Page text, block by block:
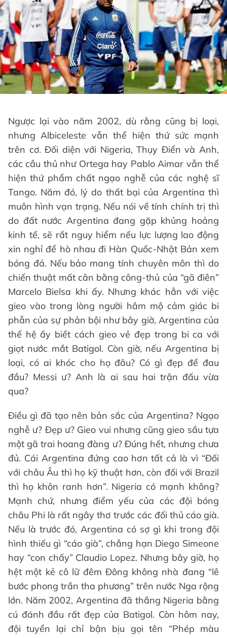
Ngược lại vào năm 2002, dù rằng cũng bị loại,
nhưng Albiceleste vẫn thể hiện thứ sức mạnh
trên cơ. Đối diện với Nigeria, Thụy Điển và Anh,
các cầu thủ như Ortega hay Pablo Aimar vẫn thể
hiện thứ phẩm chất ngạo nghễ của các nghệ sĩ
Tango. Năm đó, lý do thất bại của Argentina thì
muôn hình vạn trạng. Nếu nói về tính chính trị thì
do đất nước Argentina đang gặp khủng hoảng
kinh tế, sẽ rất nguy hiểm nếu lực lượng lao động
xin nghỉ để hò nhau đi Hàn Quốc-Nhật Bản xem
bóng đá. Nếu bảo mang tính chuyên môn thì do
chiến thuật mất cân bằng công-thủ của “gã điên”
Marcelo Bielsa khi ấy. Nhưng khác hẳn với việc
gieo vào trong lòng người hâm mộ cảm giác bi
phẫn của sự phản bội như bây giờ, Argentina của
thế hệ ấy biết cách gieo vẻ đẹp trong bi ca với
giọt nước mắt Batigol. Còn giờ, nếu Argentina bị
loại, có ai khóc cho họ đâu? Có gì đẹp để đau
đầu? Messi ư? Anh là ai sau hai trận đấu vừa
qua?
Điều gì đã tạo nên bản sắc của Argentina? Ngạo
nghễ ư? Đẹp ư? Gieo vui nhưng cũng gieo sầu tựa
một gã trai hoang đàng ư? Đúng hết, nhưng chưa
đủ. Cái Argentina đứng cao hơn tất cả là vì “Đối
với châu Âu thì họ kỹ thuật hơn, còn đối với Brazil
thì họ khôn ranh hơn”. Nigeria có mạnh không?
Mạnh chứ, nhưng điểm yếu của các đội bóng
châu Phi là rất ngây thơ trước các đối thủ cáo già.
Nếu là trước đó, Argentina có sợ gì khi trong đội
hình thiếu gì “cáo già”, chẳng hạn Diego Simeone
hay “con chấy” Claudio Lopez. Nhưng bây giờ, họ
hệt một kẻ cô lữ đêm Đông không nhà đang “lê
bước phong trần tha phương” trên nước Nga rộng
lớn. Năm 2002, Argentina đã thắng Nigeria bằng
cú đánh đầu rất đẹp của Batigol. Còn hôm nay,
đội tuyển lại chỉ bận bịu gọi tên “Phép màu